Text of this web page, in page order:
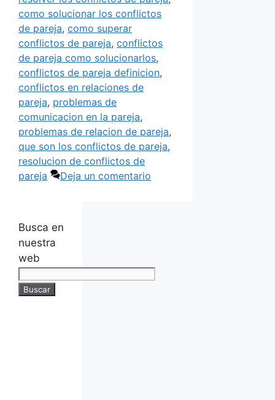
como solucionar los conflictos
de pareja, como superar
conflictos de pareja, conflictos
de pareja como solucionarlos,
conflictos de pareja definicion,
conflictos en relaciones de
pareja, problemas de
comunicacion en la pareja,
problemas de relacion de pareja,
que son los conflictos de pareja,
resolucion de conflictos de
pareja
Deja un comentario
Busca en
nuestra
web
Buscar